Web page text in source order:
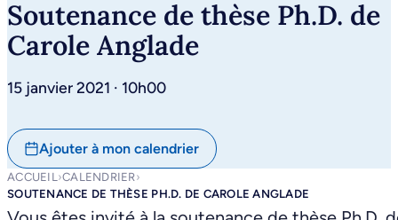
Soutenance de thèse Ph.D. de
Carole Anglade
15 janvier 2021 · 10h00
Ajouter à mon calendrier
ACCUEIL›CALENDRIER›
SOUTENANCE DE THÈSE PH.D. DE CAROLE ANGLADE